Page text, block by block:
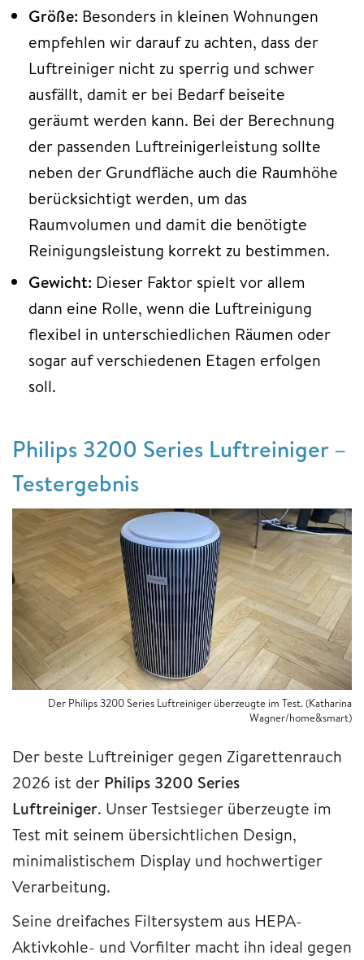
Größe: Besonders in kleinen Wohnungen
empfehlen wir darauf zu achten, dass der
Luftreiniger nicht zu sperrig und schwer
ausfällt, damit er bei Bedarf beiseite
geräumt werden kann. Bei der Berechnung
der passenden Luftreinigerleistung sollte
neben der Grundfläche auch die Raumhöhe
berücksichtigt werden, um das
Raumvolumen und damit die benötigte
Reinigungsleistung korrekt zu bestimmen.
Gewicht: Dieser Faktor spielt vor allem
dann eine Rolle, wenn die Luftreinigung
flexibel in unterschiedlichen Räumen oder
sogar auf verschiedenen Etagen erfolgen
soll.
Philips 3200 Series Luftreiniger –
Testergebnis
Der Philips 3200 Series Luftreiniger überzeugte im Test. (Katharina
Wagner/home&smart)
Der beste Luftreiniger gegen Zigarettenrauch
2026 ist der Philips 3200 Series
Luftreiniger. Unser Testsieger überzeugte im
Test mit seinem übersichtlichen Design,
minimalistischem Display und hochwertiger
Verarbeitung.
Seine dreifaches Filtersystem aus HEPA-
Aktivkohle- und Vorfilter macht ihn ideal gegen